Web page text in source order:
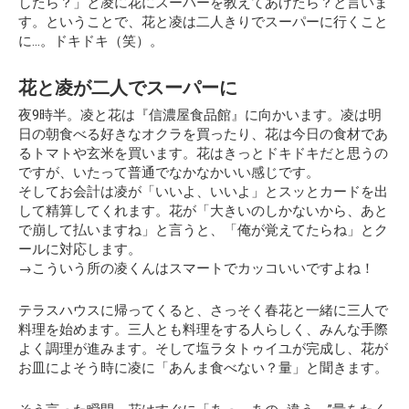
す。ということで、花と凌は二人きりでスーパーに行くこと
に…。ドキドキ（笑）。
花と凌が二人でスーパーに
夜9時半。凌と花は『信濃屋食品館』に向かいます。凌は明
日の朝食べる好きなオクラを買ったり、花は今日の食材であ
るトマトや玄米を買います。花はきっとドキドキだと思うの
ですが、いたって普通でなかなかいい感じです。
そしてお会計は凌が「いいよ、いいよ」とスッとカードを出
して精算してくれます。花が「大きいのしかないから、あと
で崩して払いますね」と言うと、「俺が覚えてたらね」とク
ールに対応します。
→こういう所の凌くんはスマートでカッコいいですよね！
テラスハウスに帰ってくると、さっそく春花と一緒に三人で
料理を始めます。三人とも料理をする人らしく、みんな手際
よく調理が進みます。そして塩ラタトゥイユが完成し、花が
お皿によそう時に凌に 「あんま食べない？量」 と聞きます。